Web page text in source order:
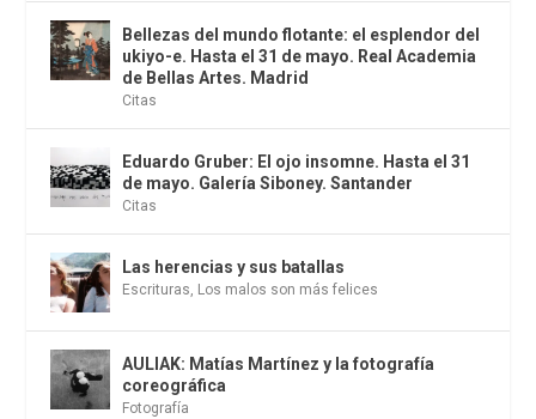
Bellezas del mundo flotante: el esplendor del
ukiyo-e. Hasta el 31 de mayo. Real Academia
de Bellas Artes. Madrid
Citas
Eduardo Gruber: El ojo insomne. Hasta el 31
de mayo. Galería Siboney. Santander
Citas
Las herencias y sus batallas
Escrituras, Los malos son más felices
AULIAK: Matías Martínez y la fotografía
coreográfica
Fotografía